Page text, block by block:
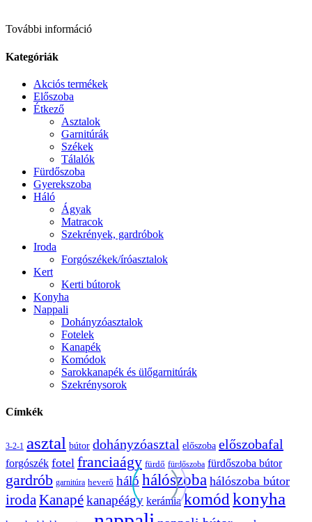
További információ
Kategóriák
Akciós termékek
Előszoba
Étkező
Asztalok
Garnitúrák
Székek
Tálalók
Fürdőszoba
Gyerekszoba
Háló
Ágyak
Matracok
Szekrények, gardróbok
Iroda
Forgószékek/íróasztalok
Kert
Kerti bútorok
Konyha
Nappali
Dohányzóasztalok
Fotelek
Kanapék
Komódok
Sarokkanapék és ülőgarnitúrák
Szekrénysorok
Címkék
3-2-1 asztal bútor dohányzóasztal előszoba előszobafal
forgószék fotel franciaágy fürdő fürdőszoba fürdőszoba bútor
gardrób garnitúra heverő háló hálószoba hálószoba bútor
iroda Kanapékanapéágy kerámia komód konyha